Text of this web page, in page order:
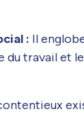
: Il
du travail et